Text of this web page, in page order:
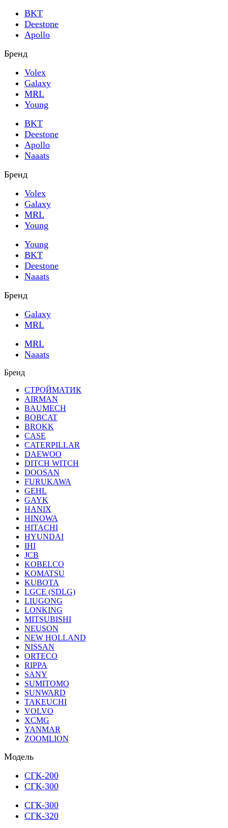
BKT
Deestone
Apollo
Бренд
Volex
Galaxy
MRL
Young
BKT
Deestone
Apollo
Naaats
Бренд
Volex
Galaxy
MRL
Young
Young
BKT
Deestone
Naaats
Бренд
Galaxy
MRL
MRL
Naaats
Бренд
СТРОЙМАТИК
AIRMAN
BAUMECH
BOBCAT
BROKK
CASE
CATERPILLAR
DAEWOO
DITCH WITCH
DOOSAN
FURUKAWA
GEHL
GAYK
HANIX
HINOWA
HITACHI
HYUNDAI
IHI
JCB
KOBELCO
KOMATSU
KUBOTA
LGCE (SDLG)
LIUGONG
LONKING
MITSUBISHI
NEUSON
NEW HOLLAND
NISSAN
ORTECO
RIPPA
SANY
SUMITOMO
SUNWARD
TAKEUCHI
VOLVO
XCMG
YANMAR
ZOOMLION
Модель
СГК-200
СГК-300
СГК-300
СГК-320